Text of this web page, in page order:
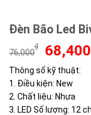
Đèn Bão Led
76,000
₫
Giá
gốc
là:
76,000₫.
68,400
Thông số kỹ thuật:
1. Điều kiện: New
2. Chất liệu: Nhựa
3. LED Số lượng: 12